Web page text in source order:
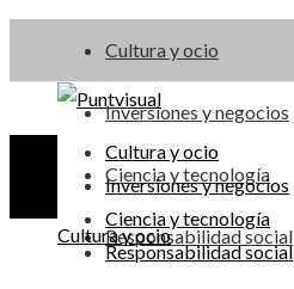
Cultura y ocio
Inversiones y negocios
Ciencia y tecnología
Responsabilidad social
Cultura y ocio
Inversiones y negocios
Ciencia y tecnología
Responsabilidad social
Cultura y ocio